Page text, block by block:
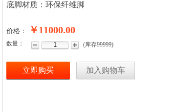
所以您可以放心大胆在系列中任意选择心仪的家具
开始选购
底脚材质：环保纤维脚
价格： ￥11000.00
数量： (库存99999)
立即购买 加入购物车